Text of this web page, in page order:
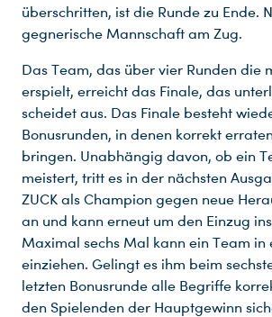
überschritten, ist die Runde zu Ende.
gegnerische Mannschaft am Zug.
Das Team, das über vier Runden die
erspielt, erreicht das Finale, das
scheidet aus. Das Finale besteht
Bonusrunden, in denen korrekt
bringen. Unabhängig davon, ob ein
meistert, tritt es in der nächsten
ZUCK als Champion gegen neue
an und kann erneut um den Einzug
Maximal sechs Mal kann ein Team in
einziehen. Gelingt es ihm beim
letzten Bonusrunde alle Begriffe
den Spielenden der Hauptgewinn